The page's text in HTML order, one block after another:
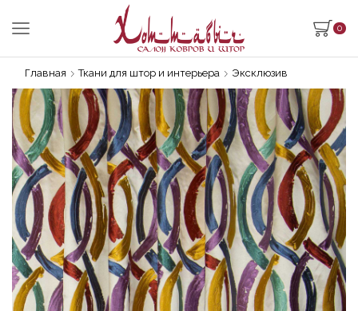
0
Главная Ткани для штор и интерьера Эксклюзив